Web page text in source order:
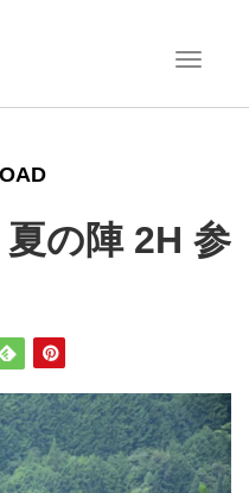
T
n
a
t
i
o
の陣 2H 参